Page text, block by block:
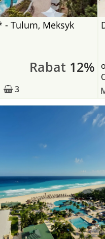
Tulum, Meksyk
Rabat 12%
3